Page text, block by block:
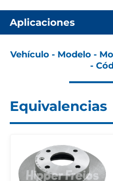
Aplicaciones
Vehículo - Modelo -
-
Equivalencias